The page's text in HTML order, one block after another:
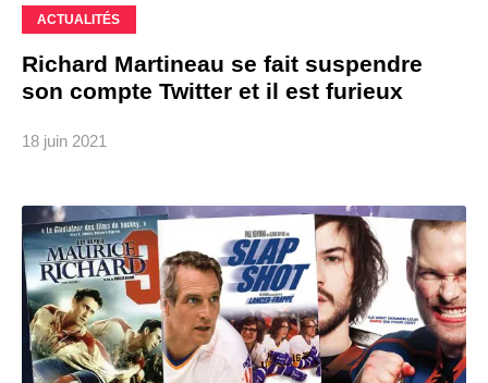
ACTUALITÉS
Richard Martineau se fait suspendre
son compte Twitter et il est furieux
18 juin 2021